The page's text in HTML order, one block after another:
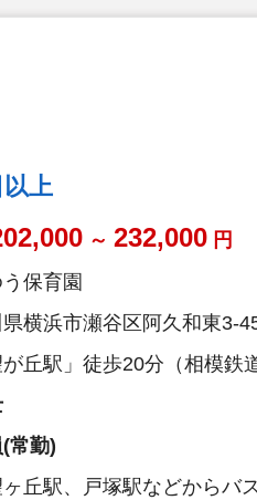
上
～ 232,000 円
保育園
横浜市瀬谷区阿久和東3-
が丘駅」徒歩20分（相模鉄
常勤)
丘駅、戸塚駅などからバ